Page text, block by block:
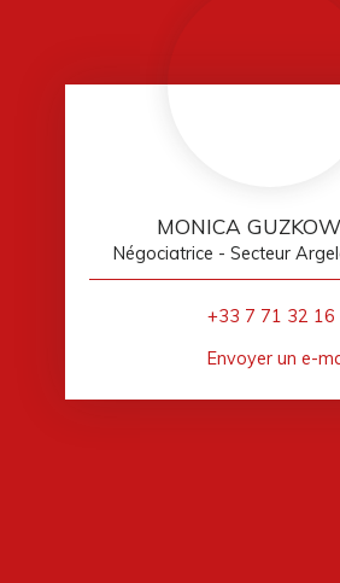
MONICA
Négociatrice - Secteur
+33 7 71 32 16
Envoyer un e-